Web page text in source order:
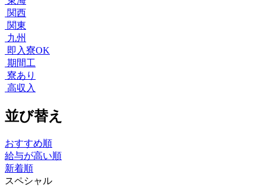
関西
関東
九州
即入寮OK
期間工
寮あり
高収入
並び替え
おすすめ順
給与が高い順
新着順
スペシャル